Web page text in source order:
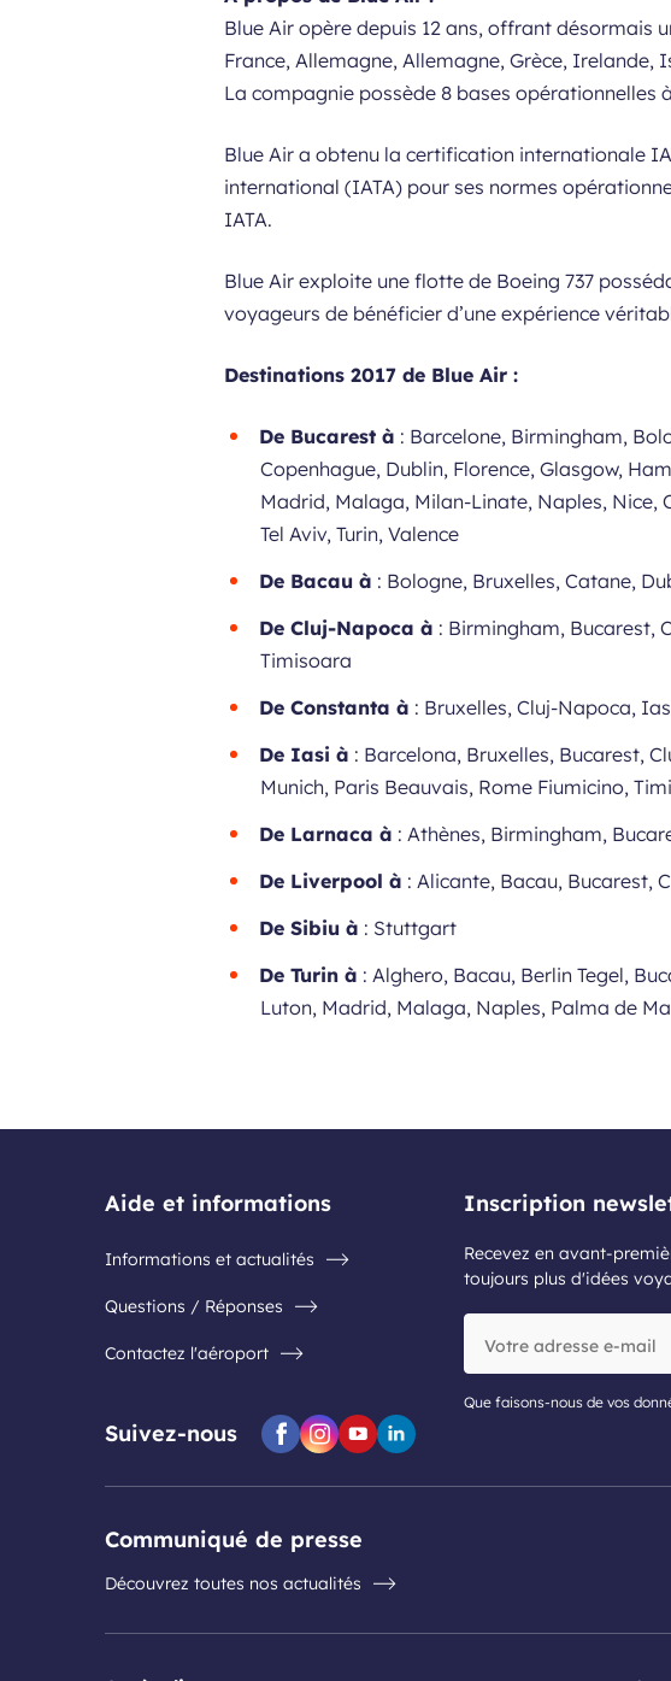
Blue Air opère depuis 12 ans, offrant désormais
France, Allemagne, Allemagne, Grèce,
La compagnie possède 8 bases opérationnelles
Blue Air a obtenu la certification internationale
international (IATA) pour ses normes
IATA.
Blue Air exploite une flotte de Boeing 737
voyageurs de bénéficier d’une expérience
Destinations 2017 de Blue Air :
De Bucarest à : Barcelone, Birmingham,
Copenhague, Dublin, Florence, Glasgow,
Madrid, Malaga, Milan-Linate, Naples, Nice,
Tel Aviv, Turin, Valence
De Bacau à : Bologne, Bruxelles, Catane,
De Cluj-Napoca à : Birmingham, Bucarest,
Timisoara
De Constanta à : Bruxelles, Cluj-Napoca,
De Iasi à : Barcelona, Bruxelles, Bucarest,
Munich, Paris Beauvais, Rome Fiumicino,
De Larnaca à : Athènes, Birmingham,
De Liverpool à : Alicante, Bacau, Bucarest,
De Sibiu à : Stuttgart
De Turin à : Alghero, Bacau, Berlin Tegel,
Luton, Madrid, Malaga, Naples, Palma de
Aide et informations
Informations et actualités
Questions / Réponses
Contactez l'aéroport
Suivez-nous Facebook
Instagram
YoutubeLinkedin
Inscription
Recevez en avant-
toujours plus d'idées
adresse
e-
Que faisons-nous de vos
Communiqué de presse
Découvrez toutes nos actualités